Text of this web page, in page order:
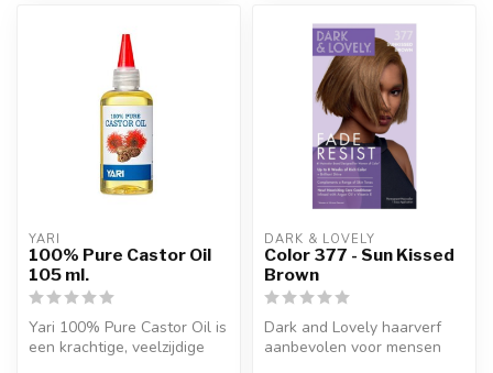
YARI
100% Pure Castor Oil
105 ml.
Yari 100% Pure Castor Oil is
een krachtige, veelzijdige
DARK & LOVELY
Color 377 - Sun Kissed
Brown
Dark and Lovely haarverf
aanbevolen voor mensen